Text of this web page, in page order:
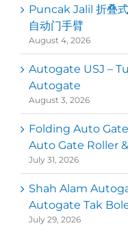
Puncak Jalil 折叠
自动门手臂
August 4, 2026
Autogate USJ –
Autogate
August 3, 2026
Folding Auto
Auto Gate Roller
July 31, 2026
Shah Alam
Autogate Tak
July 29, 2026